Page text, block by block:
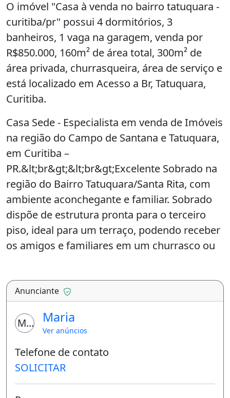
O imóvel "Casa à venda no bairro tatuquara -
curitiba/pr" possui 4 dormitórios, 3
banheiros, 1 vaga na garagem, venda por
R$850.000, 160m² de área total, 300m² de
área privada, churrasqueira, área de serviço e
está localizado em Acesso a Br, Tatuquara,
Curitiba.
Casa Sede - Especialista em venda de Imóveis
na região do Campo de Santana e Tatuquara,
em Curitiba –
PR.&lt;br&gt;&lt;br&gt;Excelente Sobrado na
região do Bairro Tatuquara/Santa Rita, com
ambiente aconchegante e familiar. Sobrado
dispõe de estrutura pronta para o terceiro
piso, ideal para um terraço, podendo receber
os amigos e familiares em um churrasco ou
300 m² de área construída, dispões de 4
cozinha, área de serviço externa, 3 BWC
social, mais 2 banheiros em fase de
acabamento e vaga pra carro
coberta.&lt;br&gt;&lt;br&gt;Piso em cerâmica
e porcelanato.&lt;br&gt;Revestimento
Anunciante
MM Maria
Ver anúncios
Telefone de contato
SOLICITAR